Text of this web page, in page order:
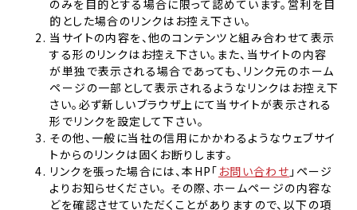
のみを目的とする場合に限って認めています。営利を目
的とした場合のリンクはお控え下さい。
当サイトの内容を、他のコンテンツと組み合わせて表示
する形のリンクはお控え下さい。また、当サイトの内容
が単独で表示される場合であっても、リンク元のホーム
ページの一部として表示されるようなリンクはお控え下
さい。必ず新しいブラウザ上にて当サイトが表示される
形でリンクを設定して下さい。
その他、一般に当社の信用にかかわるようなウェブサイ
トからのリンクは固くお断りします。
リンクを張った場合には、本HP「 お問い合わせ 」ページ
よりお知らせください。 その際、ホームページの内容な
どを確認させていただくことがありますので、以下の項